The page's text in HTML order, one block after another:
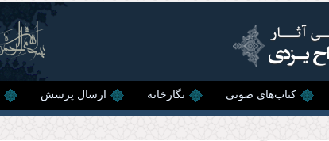
کتاب‌های صوتی نگارخانه ارسال پرسش